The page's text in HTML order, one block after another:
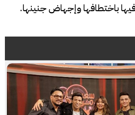
باختطافها وإجهاض جنينها.